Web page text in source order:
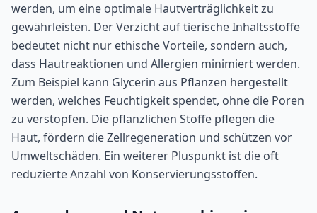
werden, um eine optimale Hautverträglichkeit zu
gewährleisten. Der Verzicht auf tierische Inhaltsstoffe
bedeutet nicht nur ethische Vorteile, sondern auch,
dass Hautreaktionen und Allergien minimiert werden.
Zum Beispiel kann Glycerin aus Pflanzen hergestellt
werden, welches Feuchtigkeit spendet, ohne die Poren
zu verstopfen. Die pflanzlichen Stoffe pflegen die
Haut, fördern die Zellregeneration und schützen vor
Umweltschäden. Ein weiterer Pluspunkt ist die oft
reduzierte Anzahl von Konservierungsstoffen.